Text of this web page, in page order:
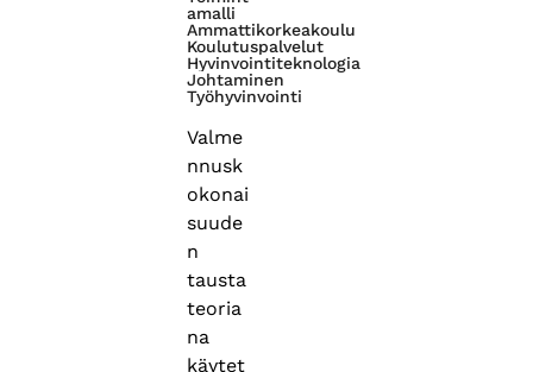
amalli
Ammattikorkeakoulu
Koulutuspalvelut
Hyvinvointiteknologia
Johtaminen
Työhyvinvointi
Valme
nnusk
okonai
suude
n
tausta
teoria
na
käytet